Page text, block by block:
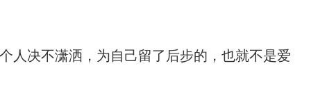
人决不潇洒，为自己留了后步的，也就不是爱